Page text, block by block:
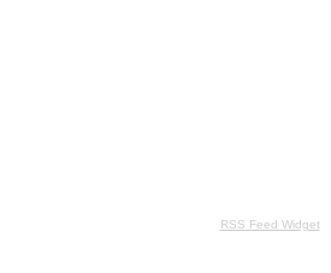
RSS Feed Widget